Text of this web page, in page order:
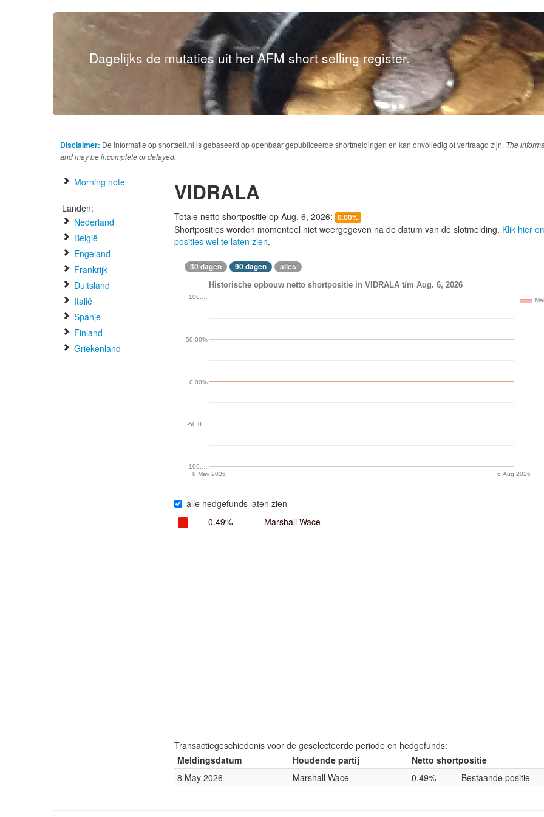
Dagelijks de mutaties uit het AFM short selling register.
Disclaimer: De informatie op shortsell.nl is gebaseerd op openbaar gepubliceerde shortmeldingen en kan onvolledig of vertraagd zijn. The
and may be incomplete or delayed.
Morning note
Landen:
Nederland
België
Engeland
Frankrijk
Duitsland
Italië
Spanje
Finland
Griekenland
VIDRALA
Totale netto shortpositie op Aug. 6, 2026: 0.00%
Shortposities worden momenteel niet weergegeven na de datum van de slotmelding. Klik hier
posities wel te laten zien.
30 dagen 90 dagen alles
Historische opbouw netto shortpositie in VIDRALA t/m Aug. 6, 2026
8 May 2026 6 Aug 2026
-100.…
-50.0…
0.00%
50.00%
100.…
alle hedgefunds laten zien
0.49%
Marshall Wace
Transactiegeschiedenis voor de geselecteerde periode en hedgefunds:
Meldingsdatum
Houdende partij
Netto shortpositie
8 May 2026
Marshall Wace 0.49% Bestaande positie